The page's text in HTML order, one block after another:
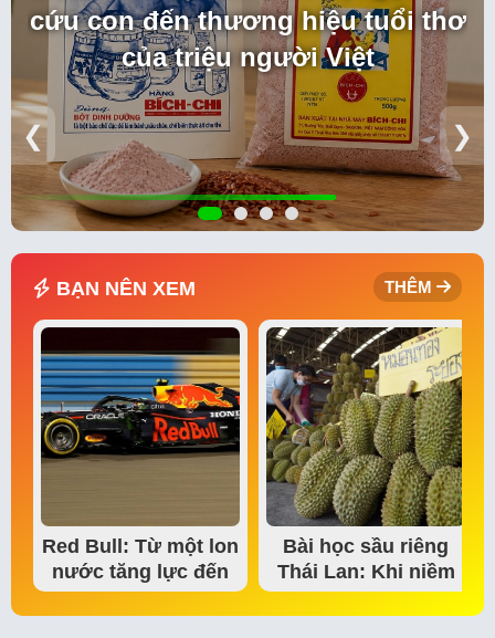
cứu con đến thương hiệu tuổi thơ
của triệu người Việt
❮ ❯
BẠN NÊN XEM THÊM
Red Bull: Từ một lon
nước tăng lực đến
đế chế thể…
Bài học sầu riêng
Thái Lan: Khi niềm
tin thị trường bắt…